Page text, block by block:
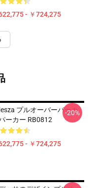
- ￥724,275
プルオーバーパーカ
ーカー RB0812
- ￥724,275
-20%